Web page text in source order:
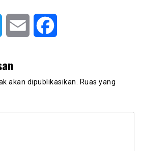
Twitter Email
akan dipublikasikan.
Ruas yang